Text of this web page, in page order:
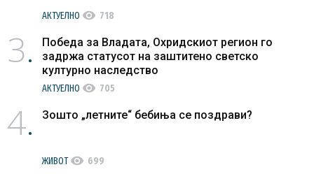
АКТУЕЛНО visibility 718
3
Победа за Владата, Охридскиот регион го
задржа статусот на заштитено светско
културно наследство
АКТУЕЛНО visibility 705
4 Зошто „летните“ бебиња се поздрави?
ЖИВОТvisibility 699